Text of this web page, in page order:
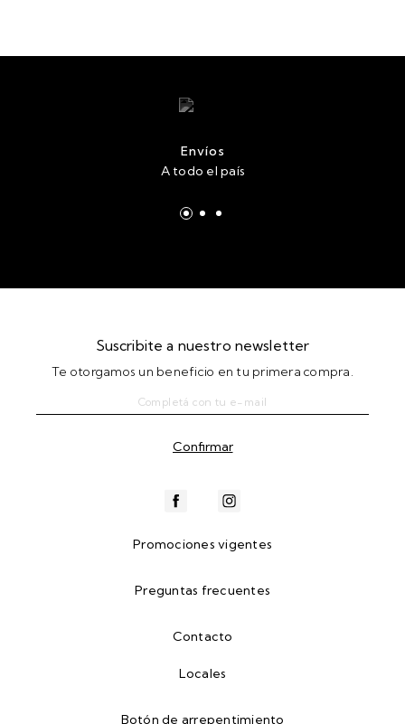
Envíos
A todo el país
Suscribite a nuestro newsletter
Te otorgamos un beneficio en tu primera compra.
Promociones vigentes
Preguntas frecuentes
Contacto
Locales
Botón de arrepentimiento